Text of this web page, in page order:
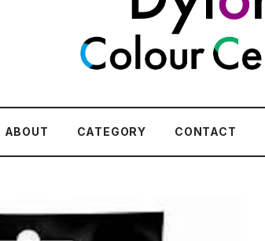
ABOUT CATEGORY CONTACT